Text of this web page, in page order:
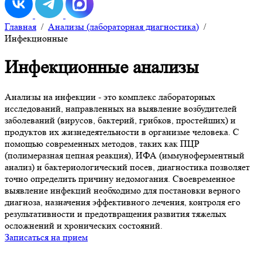
Главная / Анализы (лабораторная диагностика) /
Инфекционные
Инфекционные анализы
Анализы на инфекции - это комплекс лабораторных
исследований, направленных на выявление возбудителей
заболеваний (вирусов, бактерий, грибков, простейших) и
продуктов их жизнедеятельности в организме человека. С
помощью современных методов, таких как ПЦР
(полимеразная цепная реакция), ИФА (иммуноферментный
анализ) и бактериологический посев, диагностика позволяет
точно определить причину недомогания. Своевременное
выявление инфекций необходимо для постановки верного
диагноза, назначения эффективного лечения, контроля его
результативности и предотвращения развития тяжелых
осложнений и хронических состояний.
Записаться на прием